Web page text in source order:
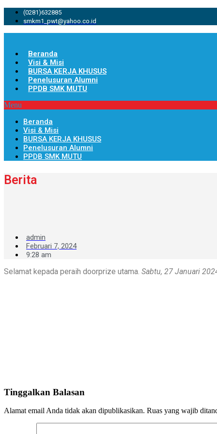
(0281)632885
smkm1_pwt@yahoo.co.id
Beranda
Visi & Misi
BURSA KERJA KHUSUS
Penelusuran Alumni
PPDB SMK MUTU
Menu
Beranda
Visi & Misi
BURSA KERJA KHUSUS
Penelusuran Alumni
PPDB SMK MUTU
Berita
admin
Februari 7, 2024
9:28 am
Selamat kepada peraih doorprize utama. Sabtu, 27 Januari
Tinggalkan Balasan
Alamat email Anda tidak akan dipublikasikan. Ruas yang wajib